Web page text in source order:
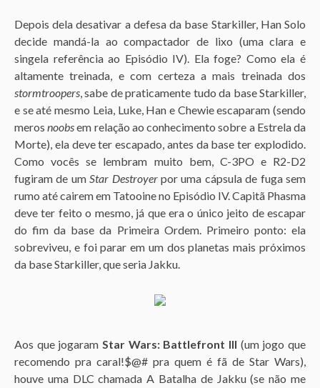
o
Depois dela desativar a defesa da base Starkiller, Han Solo
decide mandá-la ao compactador de lixo (uma clara e
singela referência ao Episódio IV). Ela foge? Como ela é
altamente treinada, e com certeza a mais treinada dos
stormtroopers , sabe de praticamente tudo da base Starkiller,
e se até mesmo Leia, Luke, Han e Chewie escaparam (sendo
merosnoobsem relação ao conhecimento sobre a Estrela da
Morte), ela deve ter escapado, antes da base ter explodido.
Como vocês se lembram muito bem, C-3PO e R2-D2
fugiram de um Star Destroyerpor uma cápsula de fuga sem
rumo até cairem em Tatooine no Episódio IV. Capitã Phasma
deve ter feito o mesmo, já que era o único jeito de escapar
do fim da base da Primeira Ordem. Primeiro ponto: ela
sobreviveu, e foi parar em um dos planetas mais próximos
da base Starkiller, que seria Jakku.
Aos que jogaram Star Wars: Battlefront III (um jogo que
recomendo pra caral!$@# pra quem é fã de Star Wars),
houve uma DLC chamada A Batalha de Jakku (se não me